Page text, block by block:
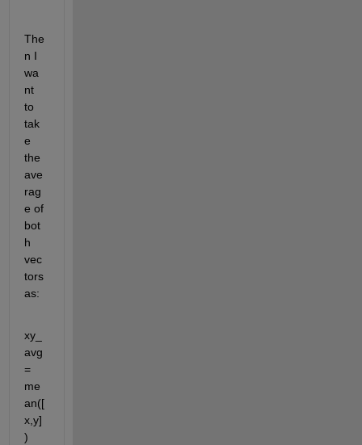
The
n I
wa
nt
to
tak
e
the
ave
rag
e of
bot
h
vec
tors
as:
xy_
avg
=
me
an([
x,y]
)